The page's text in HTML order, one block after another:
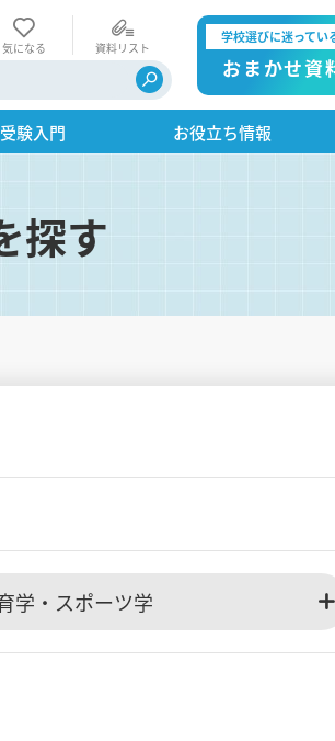
気になる 資料リスト
学校選びに迷ってい
おまかせ資
験入門 お役立ち情報
探す
学・スポーツ学